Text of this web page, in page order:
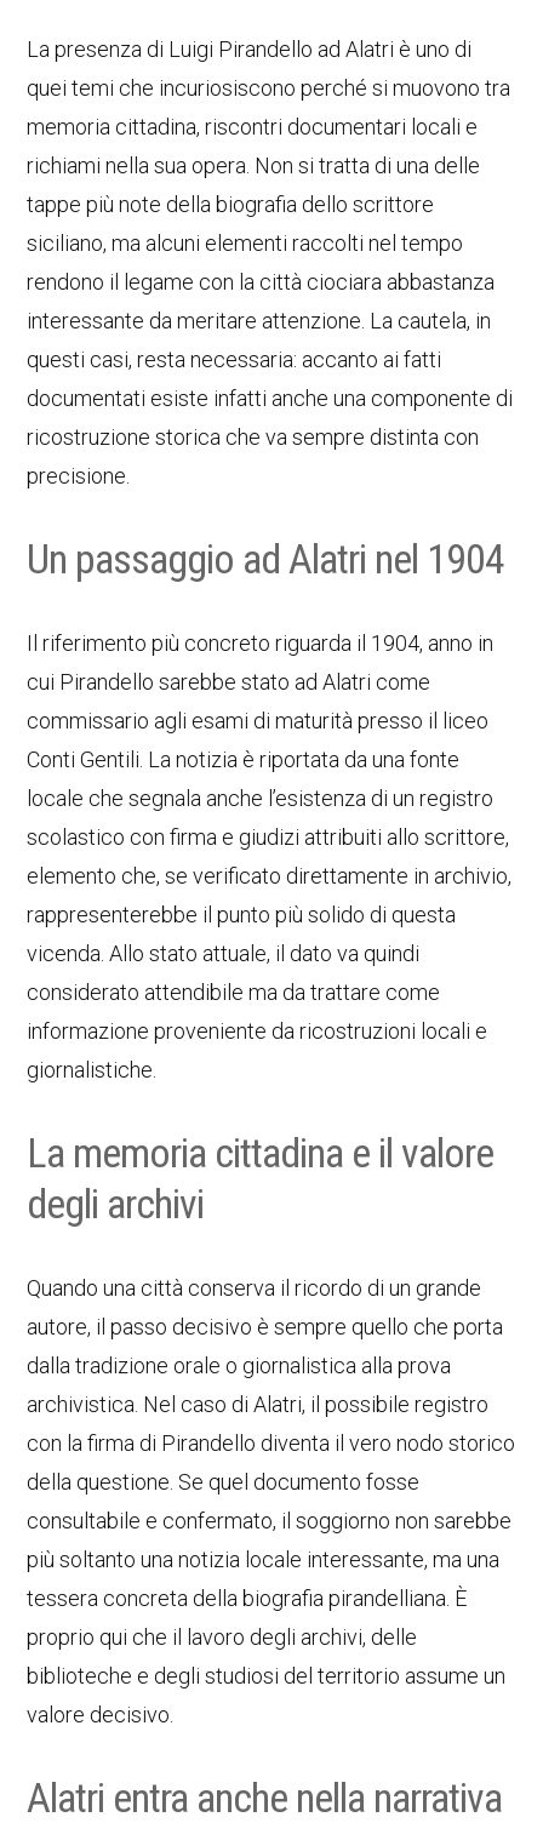
La presenza di Luigi Pirandello ad Alatri è uno di
quei temi che incuriosiscono perché si muovono tra
memoria cittadina, riscontri documentari locali e
richiami nella sua opera. Non si tratta di una delle
tappe più note della biografia dello scrittore
siciliano, ma alcuni elementi raccolti nel tempo
rendono il legame con la città ciociara abbastanza
interessante da meritare attenzione. La cautela, in
questi casi, resta necessaria: accanto ai fatti
documentati esiste infatti anche una componente di
ricostruzione storica che va sempre distinta con
precisione.
Un passaggio ad Alatri nel 1904
Il riferimento più concreto riguarda il 1904, anno in
cui Pirandello sarebbe stato ad Alatri come
commissario agli esami di maturità presso il liceo
Conti Gentili. La notizia è riportata da una fonte
locale che segnala anche l’esistenza di un registro
scolastico con firma e giudizi attribuiti allo scrittore,
elemento che, se verificato direttamente in archivio,
rappresenterebbe il punto più solido di questa
vicenda. Allo stato attuale, il dato va quindi
considerato attendibile ma da trattare come
informazione proveniente da ricostruzioni locali e
giornalistiche.
La memoria cittadina e il valore
degli archivi
Quando una città conserva il ricordo di un grande
autore, il passo decisivo è sempre quello che porta
dalla tradizione orale o giornalistica alla prova
archivistica. Nel caso di Alatri, il possibile registro
con la firma di Pirandello diventa il vero nodo storico
della questione. Se quel documento fosse
consultabile e confermato, il soggiorno non sarebbe
più soltanto una notizia locale interessante, ma una
tessera concreta della biografia pirandelliana. È
proprio qui che il lavoro degli archivi, delle
biblioteche e degli studiosi del territorio assume un
valore decisivo.
Alatri entra anche nella narrativa